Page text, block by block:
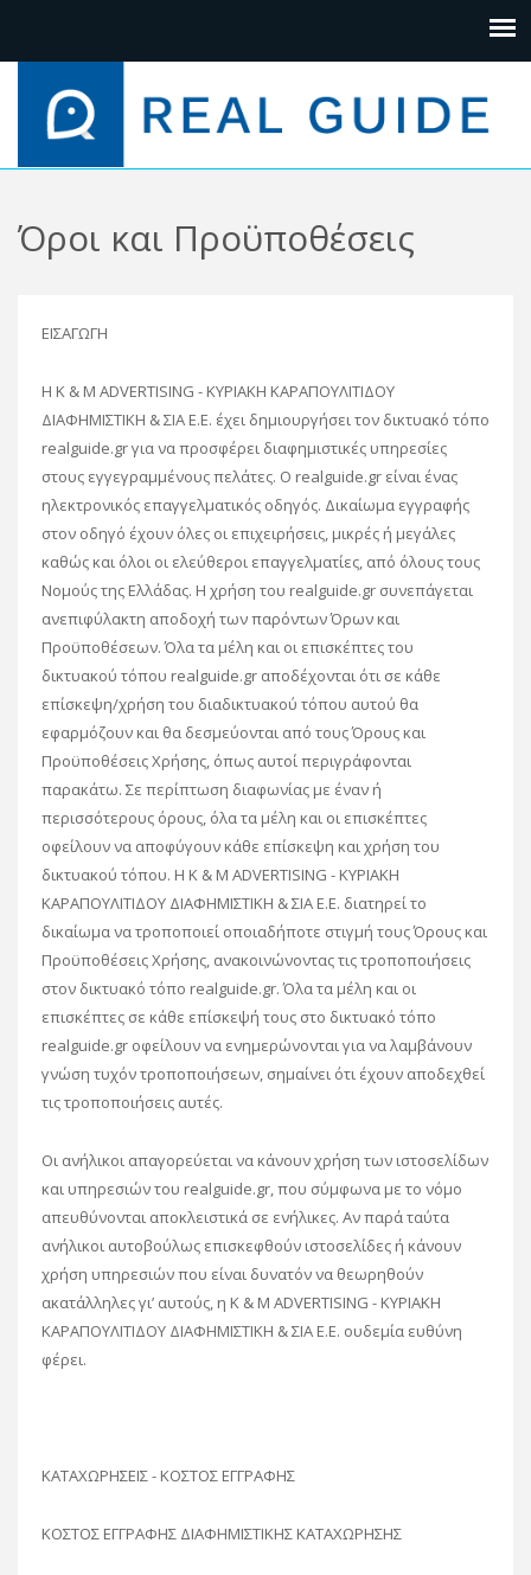
Όροι και Προϋποθέσεις
ΕΙΣΑΓΩΓΗ
Η K & M ADVERTISING - ΚΥΡΙΑΚΗ ΚΑΡΑΠΟΥΛΙΤΙΔΟΥ
ΔΙΑΦΗΜΙΣΤΙΚΗ & ΣΙΑ Ε.Ε. έχει δημιουργήσει τον δικτυακό τόπο
realguide.gr για να προσφέρει διαφημιστικές υπηρεσίες
στους εγγεγραμμένους πελάτες. Ο realguide.gr είναι ένας
ηλεκτρονικός επαγγελματικός οδηγός. Δικαίωμα εγγραφής
στον οδηγό έχουν όλες οι επιχειρήσεις, μικρές ή μεγάλες
καθώς και όλοι οι ελεύθεροι επαγγελματίες, από όλους τους
Νομούς της Ελλάδας. Η χρήση του realguide.gr συνεπάγεται
ανεπιφύλακτη αποδοχή των παρόντων Όρων και
Προϋποθέσεων. Όλα τα μέλη και οι επισκέπτες του
δικτυακού τόπου realguide.gr αποδέχονται ότι σε κάθε
επίσκεψη/χρήση του διαδικτυακού τόπου αυτού θα
εφαρμόζουν και θα δεσμεύονται από τους Όρους και
Προϋποθέσεις Χρήσης, όπως αυτοί περιγράφονται
παρακάτω. Σε περίπτωση διαφωνίας με έναν ή
περισσότερους όρους, όλα τα μέλη και οι επισκέπτες
οφείλουν να αποφύγουν κάθε επίσκεψη και χρήση του
δικτυακού τόπου. Η K & M ADVERTISING - ΚΥΡΙΑΚΗ
ΚΑΡΑΠΟΥΛΙΤΙΔΟΥ ΔΙΑΦΗΜΙΣΤΙΚΗ & ΣΙΑ Ε.Ε. διατηρεί το
δικαίωμα να τροποποιεί οποιαδήποτε στιγμή τους Όρους και
Προϋποθέσεις Χρήσης, ανακοινώνοντας τις τροποποιήσεις
στον δικτυακό τόπο realguide.gr. Όλα τα μέλη και οι
επισκέπτες σε κάθε επίσκεψή τους στο δικτυακό τόπο
realguide.gr οφείλουν να ενημερώνονται για να λαμβάνουν
γνώση τυχόν τροποποιήσεων, σημαίνει ότι έχουν αποδεχθεί
τις τροποποιήσεις αυτές.
Οι ανήλικοι απαγορεύεται να κάνουν χρήση των ιστοσελίδων
και υπηρεσιών του realguide.gr, που σύμφωνα με το νόμο
απευθύνονται αποκλειστικά σε ενήλικες. Αν παρά ταύτα
ανήλικοι αυτοβούλως επισκεφθούν ιστοσελίδες ή κάνουν
χρήση υπηρεσιών που είναι δυνατόν να θεωρηθούν
ακατάλληλες γι’ αυτούς, η K & M ADVERTISING - ΚΥΡΙΑΚΗ
ΚΑΡΑΠΟΥΛΙΤΙΔΟΥ ΔΙΑΦΗΜΙΣΤΙΚΗ & ΣΙΑ Ε.Ε. ουδεμία ευθύνη
φέρει.
ΚΑΤΑΧΩΡΗΣΕΙΣ - ΚΟΣΤΟΣ ΕΓΓΡΑΦΗΣ
ΚΟΣΤΟΣ ΕΓΓΡΑΦΗΣ ΔΙΑΦΗΜΙΣΤΙΚΗΣ ΚΑΤΑΧΩΡΗΣΗΣ